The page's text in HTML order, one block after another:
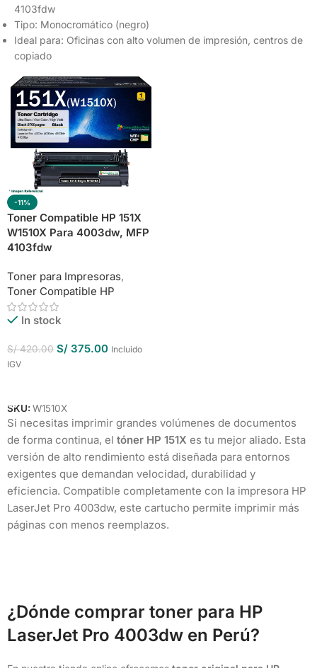
4103fdw
Tipo: Monocromático (negro)
Ideal para: Oficinas con alto volumen de impresión, centros de
copiado
-11%
Toner Compatible HP 151X
W1510X Para 4003dw, MFP
4103fdw
Toner para Impresoras,
Toner Compatible HP
In stock
S/420.00 S/ 375.00 Incluido
IGV
SKU: W1510X
Si necesitas imprimir grandes volúmenes de documentos
de forma continua, el tóner HP 151X es tu mejor aliado. Esta
versión de alto rendimiento está diseñada para entornos
exigentes que demandan velocidad, durabilidad y
eficiencia. Compatible completamente con la impresora HP
LaserJet Pro 4003dw, este cartucho permite imprimir más
páginas con menos reemplazos.
¿Dónde comprar toner para HP
LaserJet Pro 4003dw en Perú?